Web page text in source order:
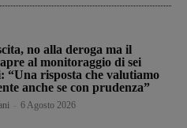
no alla deroga ma il
al monitoraggio di sei
“Una risposta che valutiamo
anche se con prudenza”
6 Agosto 2026